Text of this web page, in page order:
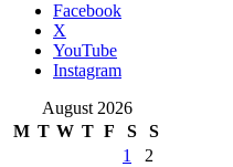
Facebook
X
YouTube
Instagram
August 2026
M T W T F S
S
1
2